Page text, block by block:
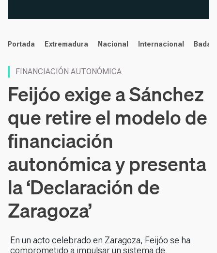
noticias
Portada Extremadura Nacional Internacional
FINANCIACIÓN AUTONÓMICA
Feijóo exige a Sánchez
que retire el modelo de
financiación
autonómica y presenta
la ‘Declaración de
Zaragoza’
En un acto celebrado en Zaragoza, Feijóo se ha
comprometido a impulsar un sistema de